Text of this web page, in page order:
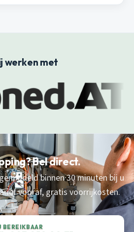
werken met
Bel direct.
binnen 30 minuten bij u
vooraf, gratis voorrijkosten.
BEREIKBAAR